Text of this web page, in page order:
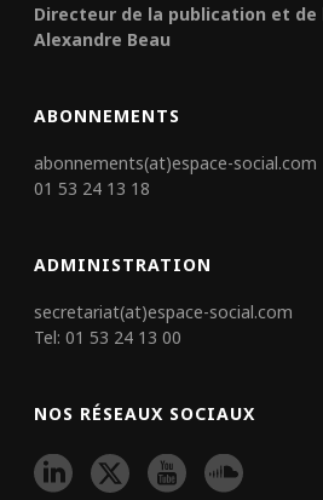
Directeur de la publication et de
Alexandre Beau
ABONNEMENTS
abonnements(at)espace-social.com
01 53 24 13 18
ADMINISTRATION
secretariat(at)espace-social.com
Tel: 01 53 24 13 00
NOS RÉSEAUX SOCIAUX